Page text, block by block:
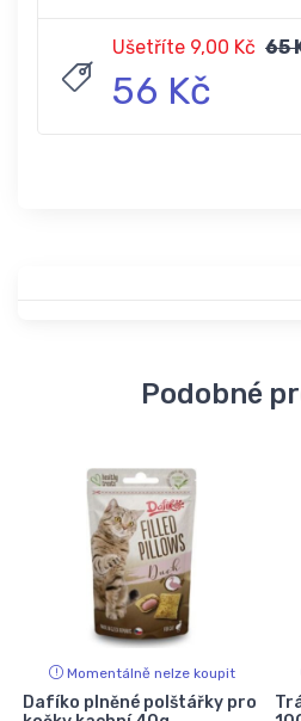
Ušetříte 9,00 Kč 65
56 Kč
Podobné
Momentálně nelze koupit
Dafíko plněné polštářky pro